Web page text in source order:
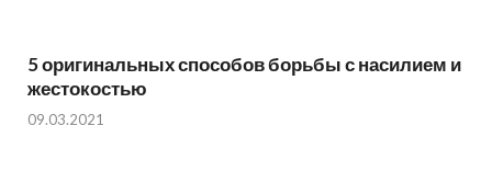
5 оригинальных способов борьбы с насилием и
жестокостью
09.03.2021